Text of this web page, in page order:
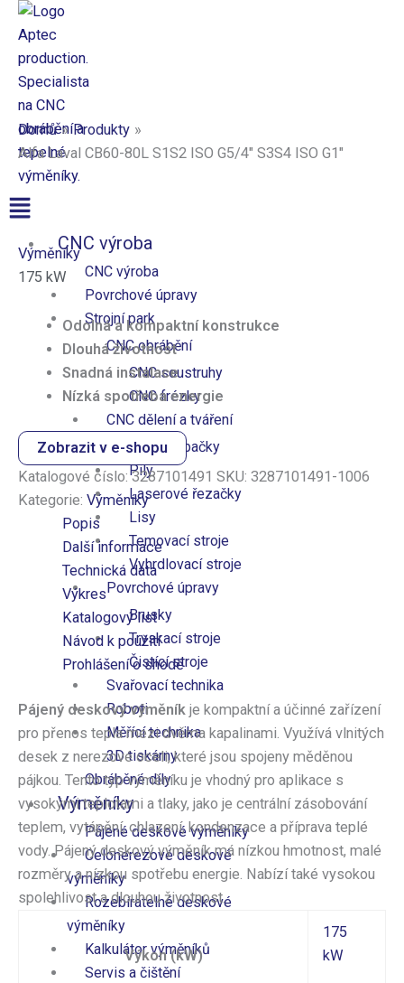
Přeskočit
obsah
Aptec production
Nabídka
CNC výroba
CNC výroba
Povrchové úpravy
Strojní park
CNC obrábění
CNC soustruhy
CNC frézky
CNC dělení a tváření
CNC ohýbačky
Pily
Laserové řezačky
Lisy
Temovací stroje
Vyhrdlovací stroje
Povrchové úpravy
Brusky
Tryskací stroje
Čistící stroje
Svařovací technika
Roboti
Měřící technika
3D tiskárny
Obráběné díly
Výměníky
Pájené deskové výměníky
Celonerezové deskové​
výměníky
Rozebíratelné deskové
výměníky
Kalkulátor výměníků
Servis a čištění
Domů
Produkty
Alfa Laval CB60-80L S1S2 ISO G5/4″ S3S4 ISO G1″
Výměníky
175 kW
Odolná a kompaktní konstrukce
Dlouhá životnost
Snadná instalace
Nízká spotřeba energie
Zobrazit v e-shopu
Katalogové číslo: 3287101491 SKU: 3287101491-1006
Kategorie: Výměníky
Popis
Další informace
Technická data
Výkres
Katalogový list
Návod k použití
Prohlášení o shodě
Pájený deskový výměník je kompaktní a účinné zařízení
pro přenos tepla mezi dvěma kapalinami. Využívá vlnitých
desek z nerezové oceli, které jsou spojeny měděnou
pájkou. Tento typ výměníku je vhodný pro aplikace s
vysokými teplotami a tlaky, jako je centrální zásobování
teplem, vytápění, chlazení, kondenzace a příprava teplé
vody. Pájený deskový výměník má nízkou hmotnost, malé
rozměry a nízkou spotřebu energie. Nabízí také vysokou
spolehlivost a dlouhou životnost.
Výkon (kW)
175
kW